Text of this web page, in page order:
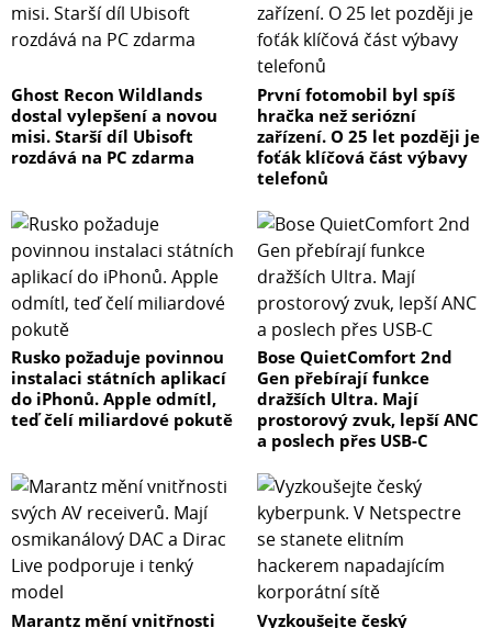
Ghost Recon Wildlands
dostal vylepšení a novou
misi. Starší díl Ubisoft
rozdává na PC zdarma
První fotomobil byl spíš
hračka než seriózní
zařízení. O 25 let později je
foťák klíčová část výbavy
telefonů
Rusko požaduje povinnou
instalaci státních aplikací
do iPhonů. Apple odmítl,
teď čelí miliardové pokutě
Bose QuietComfort 2nd
Gen přebírají funkce
dražších Ultra. Mají
prostorový zvuk, lepší ANC
a poslech přes USB-C
Marantz mění vnitřnosti
Vyzkoušejte český